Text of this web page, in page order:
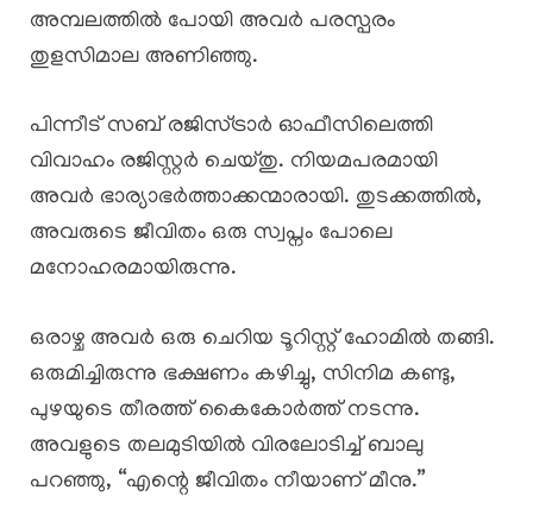
അമ്പലത്തിൽ പോയി അവർ പരസ്പരം
തുളസിമാല അണിഞ്ഞു.
പിന്നീട് സബ് രജിസ്ട്രാർ ഓഫീസിലെത്തി
വിവാഹം രജിസ്റ്റർ ചെയ്തു. നിയമപരമായി
അവർ ഭാര്യാഭർത്താക്കന്മാരായി. തുടക്കത്തിൽ,
അവരുടെ ജീവിതം ഒരു സ്വപ്നം പോലെ
മനോഹരമായിരുന്നു.
ഒരാഴ്ച അവർ ഒരു ചെറിയ ടൂറിസ്റ്റ് ഹോമിൽ തങ്ങി.
ഒരുമിച്ചിരുന്നു ഭക്ഷണം കഴിച്ചു, സിനിമ കണ്ടു,
പുഴയുടെ തീരത്ത് കൈകോർത്ത് നടന്നു.
അവളുടെ തലമുടിയിൽ വിരലോടിച്ച് ബാലു
പറഞ്ഞു, “എന്റെ ജീവിതം നീയാണ് മീനു.”